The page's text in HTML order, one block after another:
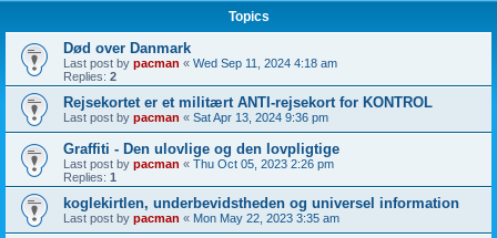
Topics
Død over Danmark
Last post by pacman « Wed Sep 11, 2024 4:18 am
Replies: 2
Rejsekortet er et militært ANTI-rejsekort for KONTROL
Last post by pacman « Sat Apr 13, 2024 9:36 pm
Graffiti - Den ulovlige og den lovpligtige
Last post by pacman « Thu Oct 05, 2023 2:26 pm
Replies: 1
koglekirtlen, underbevidstheden og universel information
Last post by pacman « Mon May 22, 2023 3:35 am